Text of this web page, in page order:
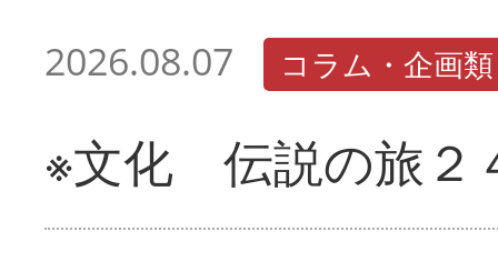
2026.08.07 コラム・企画類
※文化 伝説の旅２